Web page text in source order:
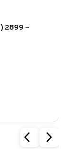
2899 –
arrow_back_ios arrow_forward_ios